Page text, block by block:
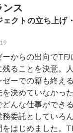
ンス
ェクトの立ち上げ
ーからの出向で
残ることを決意。
ゼーでの籍も終え
決めていなかっ
んな仕事ができ
務委託としていろ
はじめました。